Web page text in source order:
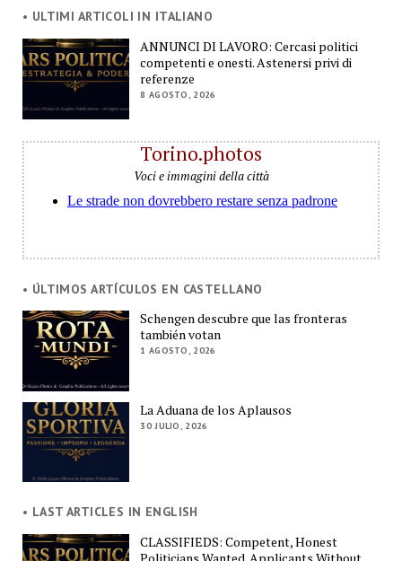
• ULTIMI ARTICOLI IN ITALIANO
ANNUNCI DI LAVORO: Cercasi politici
competenti e onesti. Astenersi privi di
referenze
8 AGOSTO, 2026
Torino.photos
Voci e immagini della città
• ÚLTIMOS ARTÍCULOS EN CASTELLANO
Schengen descubre que las fronteras
también votan
1 AGOSTO, 2026
La Aduana de los Aplausos
30 JULIO, 2026
• LAST ARTICLES IN ENGLISH
CLASSIFIEDS: Competent, Honest